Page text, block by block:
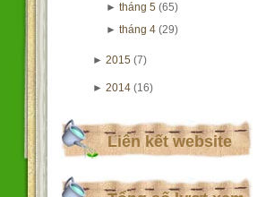
► tháng 5 (65)
► tháng 4 (29)
► 2015 (7)
► 2014 (16)
Liên kết website